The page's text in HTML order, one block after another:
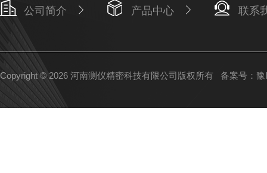
公司简介 产品中心 联系
Copyright © 2026 河南测仪精密科技有限公司版权所有 备案号：